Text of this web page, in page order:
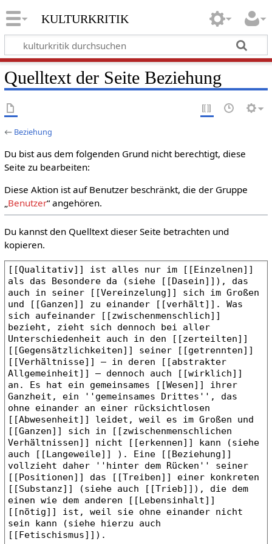
kulturkritik
Quelltext der Seite Beziehung
← Beziehung
Du bist aus dem folgenden Grund nicht berechtigt, diese
Seite zu bearbeiten:
Diese Aktion ist auf Benutzer beschränkt, die der Gruppe
„Benutzer“ angehören.
Du kannst den Quelltext dieser Seite betrachten und
kopieren.